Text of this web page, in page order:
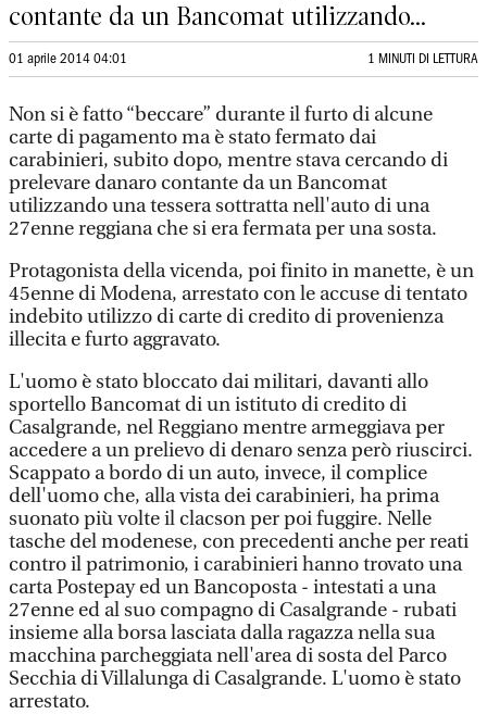
contante da un Bancomat utilizzando...
01 aprile 2014 04:01 1 MINUTI DI LETTURA
Non si è fatto “beccare” durante il furto di alcune
carte di pagamento ma è stato fermato dai
carabinieri, subito dopo, mentre stava cercando di
prelevare danaro contante da un Bancomat
utilizzando una tessera sottratta nell'auto di una
27enne reggiana che si era fermata per una sosta.
Protagonista della vicenda, poi finito in manette, è un
45enne di Modena, arrestato con le accuse di tentato
indebito utilizzo di carte di credito di provenienza
illecita e furto aggravato.
L'uomo è stato bloccato dai militari, davanti allo
sportello Bancomat di un istituto di credito di
Casalgrande, nel Reggiano mentre armeggiava per
accedere a un prelievo di denaro senza però riuscirci.
Scappato a bordo di un auto, invece, il complice
dell'uomo che, alla vista dei carabinieri, ha prima
suonato più volte il clacson per poi fuggire. Nelle
tasche del modenese, con precedenti anche per reati
contro il patrimonio, i carabinieri hanno trovato una
carta Postepay ed un Bancoposta - intestati a una
27enne ed al suo compagno di Casalgrande - rubati
insieme alla borsa lasciata dalla ragazza nella sua
macchina parcheggiata nell'area di sosta del Parco
Secchia di Villalunga di Casalgrande. L'uomo è stato
arrestato.